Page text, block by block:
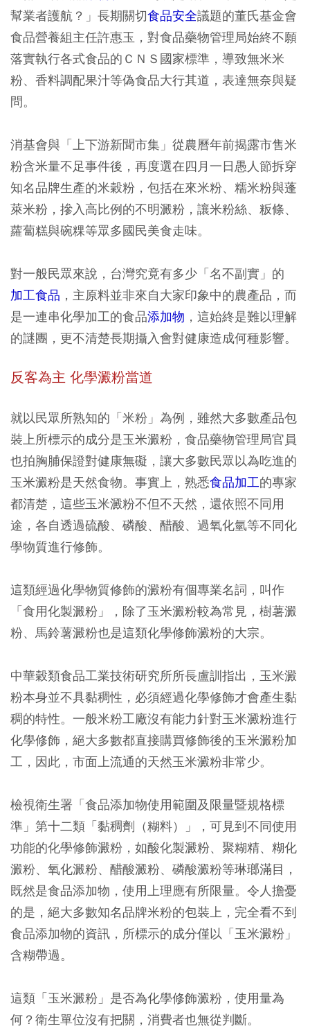
幫業者護航？」長期關切食品安全議題的董氏基金會
食品營養組主任許惠玉，對食品藥物管理局始終不願
落實執行各式食品的ＣＮＳ國家標準，導致無米米
粉、香料調配果汁等偽食品大行其道，表達無奈與疑
問。
消基會與「上下游新聞市集」從農曆年前揭露市售米
粉含米量不足事件後，再度選在四月一日愚人節拆穿
知名品牌生產的米穀粉，包括在來米粉、糯米粉與蓬
萊米粉，摻入高比例的不明澱粉，讓米粉絲、粄條、
蘿蔔糕與碗粿等眾多國民美食走味。
對一般民眾來說，台灣究竟有多少「名不副實」的
加工食品 ，主原料並非來自大家印象中的農產品，而
是一連串化學加工的食品添加物 ，這始終是難以理解
的謎團，更不清楚長期攝入會對健康造成何種影響。
反客為主 化學澱粉當道
就以民眾所熟知的「米粉」為例，雖然大多數產品包
裝上所標示的成分是玉米澱粉，食品藥物管理局官員
也拍胸脯保證對健康無礙，讓大多數民眾以為吃進的
玉米澱粉是天然食物。事實上，熟悉食品加工的專家
都清楚，這些玉米澱粉不但不天然，還依照不同用
途，各自透過硫酸、磷酸、醋酸、過氧化氫等不同化
學物質進行修飾。
這類經過化學物質修飾的澱粉有個專業名詞，叫作
「食用化製澱粉」，除了玉米澱粉較為常見，樹薯澱
粉、馬鈴薯澱粉也是這類化學修飾澱粉的大宗。
中華穀類食品工業技術研究所所長盧訓指出，玉米澱
粉本身並不具黏稠性，必須經過化學修飾才會產生黏
稠的特性。一般米粉工廠沒有能力針對玉米澱粉進行
化學修飾，絕大多數都直接購買修飾後的玉米澱粉加
工，因此，市面上流通的天然玉米澱粉非常少。
檢視衛生署「食品添加物使用範圍及限量暨規格標
準」第十二類「黏稠劑（糊料）」，可見到不同使用
功能的化學修飾澱粉，如酸化製澱粉、聚糊精、糊化
澱粉、氧化澱粉、醋酸澱粉、磷酸澱粉等琳瑯滿目，
既然是食品添加物，使用上理應有所限量。令人擔憂
的是，絕大多數知名品牌米粉的包裝上，完全看不到
食品添加物的資訊，所標示的成分僅以「玉米澱粉」
含糊帶過。
這類「玉米澱粉」是否為化學修飾澱粉，使用量為
何？衛生單位沒有把關，消費者也無從判斷。